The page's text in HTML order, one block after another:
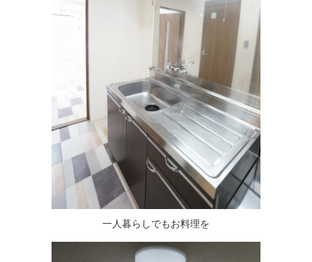
一人暮らしでもお料理を